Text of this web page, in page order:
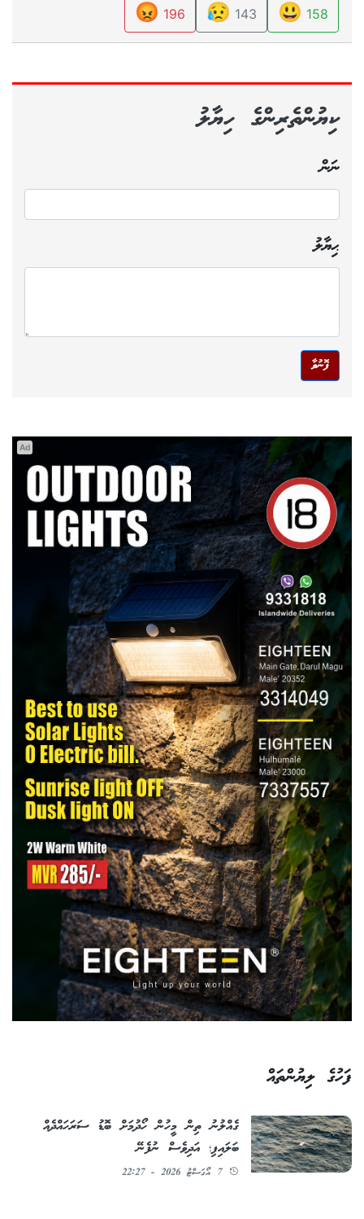
158
😃
143
😥
196
😡
ކިޔުންތެރިންގެ ހިޔާލު
ނަން
ޙިޔާލު
ފޮނުވާ
Ad
ފަހުގެ ލިޔުންތައް
ގެއްލުނު ތިން މީހުން ހޯދުމަށް ބޮޑު ސަރަހައްދެއް
ބަލައިފި؛ އަދިވެސް ނުފެނޭ
7 އޯގަސްޓު 2026 - 22:27